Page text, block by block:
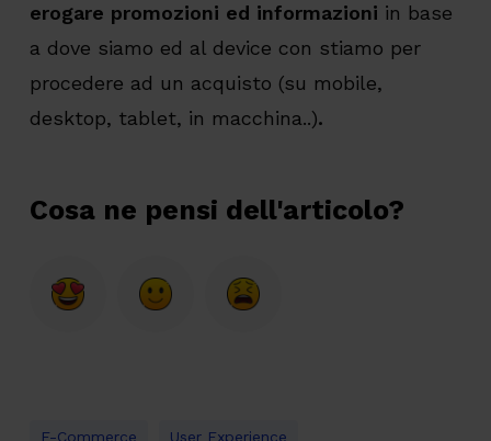
erogare promozioni ed informazioni in base
a dove siamo ed al device con stiamo per
procedere ad un acquisto (su mobile,
desktop, tablet, in macchina..).
Cosa ne pensi dell'articolo?
E-Commerce User Experience